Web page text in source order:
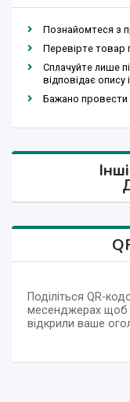
Познайомтеся з
Перевірте товар
Сплачуйте лише
відповідає
Бажано провести
Поділіться QR-
месенджерах щоб
відкрили ваше